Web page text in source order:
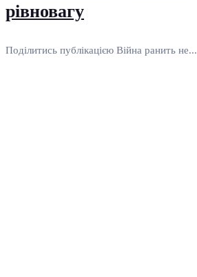
рівновагу
Поділитись публікацією Війна ранить не...